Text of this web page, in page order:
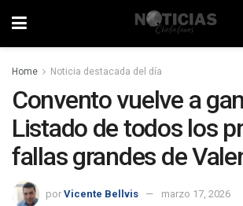
Home Noticia destacada del día
Convento vuelve a
Listado de todos los
fallas grandes de
por Vicente Bellvis marzo 17, 2026